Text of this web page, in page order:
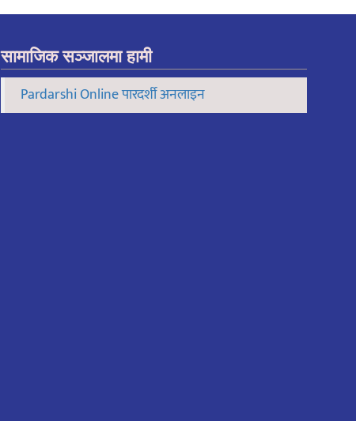
सामाजिक सञ्जालमा हामी
Pardarshi Online पारदर्शी अनलाइन